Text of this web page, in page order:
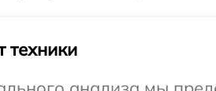
техники